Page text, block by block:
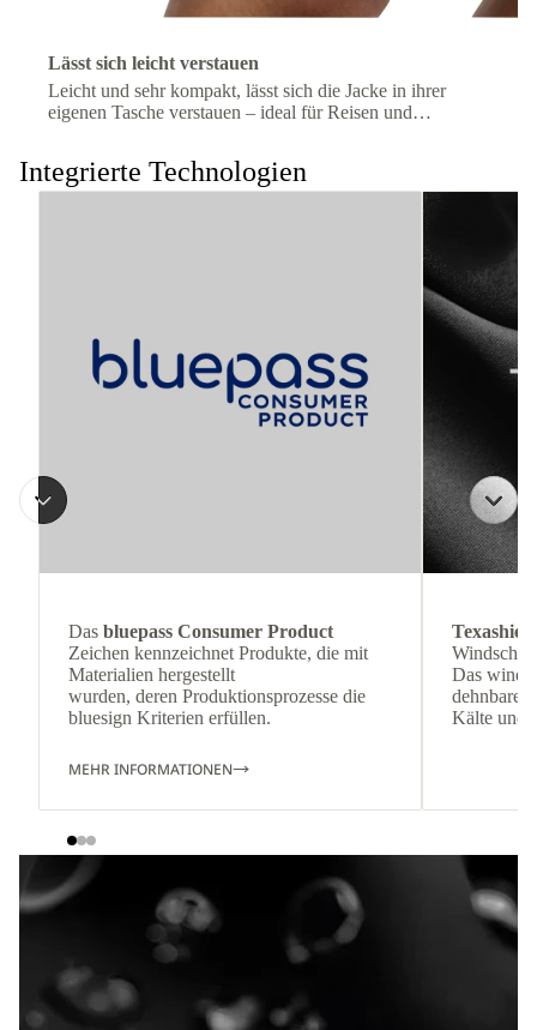
Lässt sich leicht verstauen
Leicht und sehr kompakt, lässt sich die Jacke in ihrer
eigenen Tasche verstauen – ideal für Reisen und
Integrierte Technologien
Das bluepass Consumer Product
Zeichen kennzeichnet Produkte, die mit
Materialien hergestellt
wurden, deren Produktionsprozesse die
bluesign Kriterien erfüllen.
MEHR INFORMATIONEN
Das
dehnbare
Kälte und